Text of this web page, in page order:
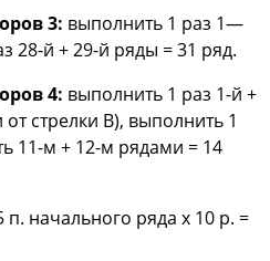
3: выполнить 1 раз 1—
28-й + 29-й ряды = 31 ряд.
4: выполнить 1 раз 1-й +
стрелки В), выполнить 1
11-м + 12-м рядами = 14
п. начального ряда х 10 р. =